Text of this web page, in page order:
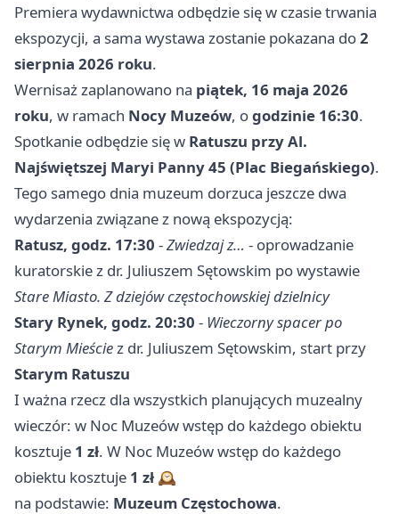
Premiera wydawnictwa odbędzie się w czasie trwania
ekspozycji, a sama wystawa zostanie pokazana do2
sierpnia 2026 roku.
Wernisaż zaplanowano na piątek, 16 maja 2026
roku, w ramach Nocy Muzeów, ogodzinie 16:30.
Spotkanie odbędzie się w Ratuszu przy Al.
Najświętszej Maryi Panny 45 (Plac Biegańskiego).
Tego samego dnia muzeum dorzuca jeszcze dwa
wydarzenia związane z nową ekspozycją:
Ratusz, godz. 17:30 -Zwiedzaj z… - oprowadzanie
kuratorskie z dr. Juliuszem Sętowskim po wystawie
Stare Miasto. Z dziejów częstochowskiej dzielnicy
Stary Rynek, godz. 20:30 - Wieczorny spacer po
Starym Mieściez dr. Juliuszem Sętowskim, start przy
Starym Ratuszu
I ważna rzecz dla wszystkich planujących muzealny
wieczór: w Noc Muzeów wstęp do każdego obiektu
kosztuje 1 zł. W Noc Muzeów wstęp do każdego
obiektu kosztuje 1 zł 🕰️
na podstawie: Muzeum Częstochowa.